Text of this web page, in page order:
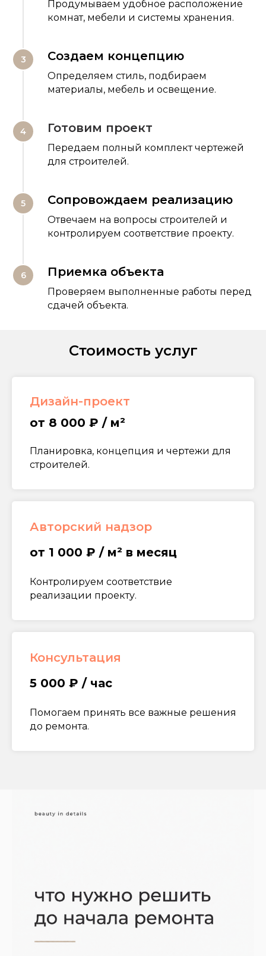
Продумываем удобное расположение
комнат, мебели и системы хранения.
Создаем концепцию
Определяем стиль, подбираем
материалы, мебель и освещение.
Готовим проект
Передаем полный комплект чертежей
для строителей.
Сопровождаем реализацию
Отвечаем на вопросы строителей и
контролируем соответствие проекту.
Приемка объекта
Проверяем выполненные работы перед
сдачей объекта.
Стоимость услуг
Дизайн-проект
от 8 000 ₽ / м²
Планировка, концепция и чертежи для
строителей.
Авторский надзор
от 1 000 ₽ / м² в месяц
Контролируем соответствие
реализации проекту.
Консультация
5 000 ₽ / час
Помогаем принять все важные решения
до ремонта.